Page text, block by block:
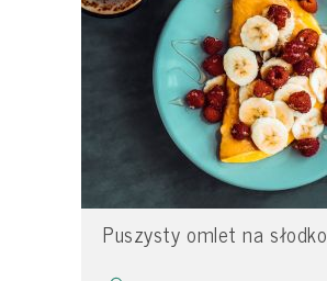
Puszysty omlet na słodko